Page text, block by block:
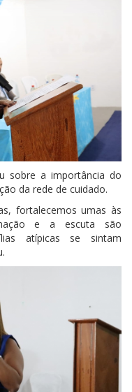
sobre a importância do
da rede de cuidado.
fortalecemos umas às
e a escuta são
atípicas se sintam